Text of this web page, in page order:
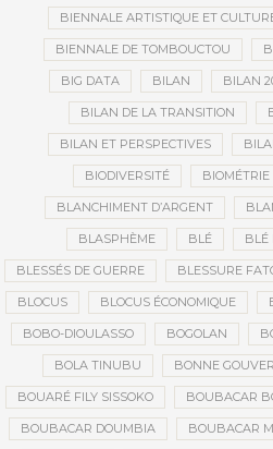
BIENNALE ARTISTIQUE ET
BIENNALE DE TOMBOUCTOU
BIG DATA BILAN BILAN
BILAN DE LA TRANSITION
BILAN ET PERSPECTIVES
BIODIVERSITÉ BIOMÉTRIE
BLANCHIMENT D’ARGENT
BLASPHÈME BLÉ BLÉ
BLESSÉS DE GUERRE BLESSURE
BLOCUS BLOCUS ÉCONOMIQUE
BOBO-DIOULASSO BOGOLAN
BOLA TINUBU BONNE
BOUARÉ FILY SISSOKO BOUBACAR
BOUBACAR DOUMBIA BOUBACAR